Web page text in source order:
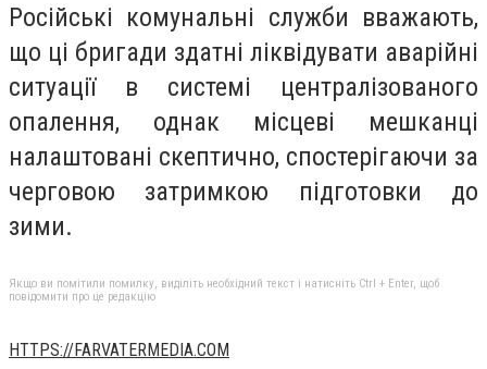
Російські комунальні служби вважають,
що ці бригади здатні ліквідувати аварійні
ситуації в системі централізованого
опалення, однак місцеві мешканці
налаштовані скептично, спостерігаючи за
черговою затримкою підготовки до
зими.
Якщо ви помітили помилку, виділіть необхідний текст і натисніть Ctrl + Enter, щоб
повідомити про це редакцію
HTTPS://FARVATERMEDIA.COM